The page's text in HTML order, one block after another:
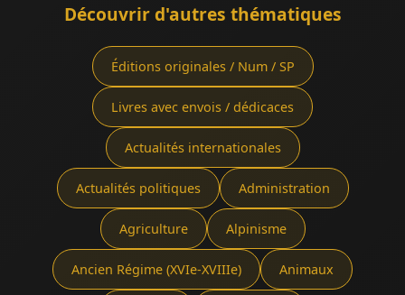
Découvrir d'autres thématiques
Éditions originales / Num / SP
Livres avec envois / dédicaces
Actualités internationales
Actualités politiques Administration
Agriculture Alpinisme
Ancien Régime (XVIe-XVIIIe) Animaux